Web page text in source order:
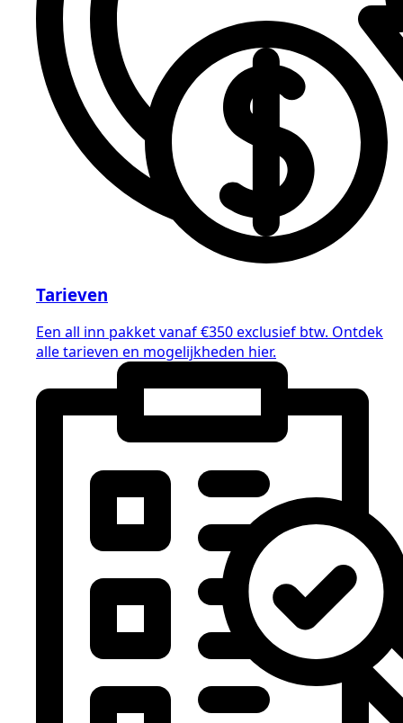
Tarieven
Een all inn pakket vanaf €350 exclusief btw. Ontdek
alle tarieven en mogelijkheden hier.